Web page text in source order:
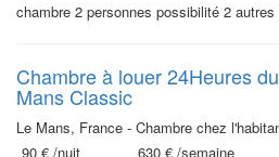
chambre 2 personnes possibilité 2
Chambre à louer 24Heures
Mans Classic
Le Mans, France - Chambre chez
90 € /nuit 630 € /semaine